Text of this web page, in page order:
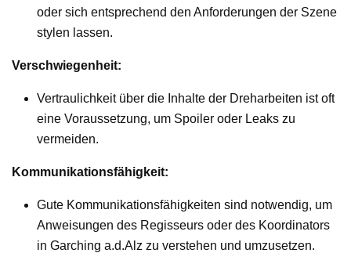
oder sich entsprechend den Anforderungen der Szene
stylen lassen.
Verschwiegenheit:
Vertraulichkeit über die Inhalte der Dreharbeiten ist oft
eine Voraussetzung, um Spoiler oder Leaks zu
vermeiden.
Kommunikationsfähigkeit:
Gute Kommunikationsfähigkeiten sind notwendig, um
Anweisungen des Regisseurs oder des Koordinators
in Garching a.d.Alz zu verstehen und umzusetzen.